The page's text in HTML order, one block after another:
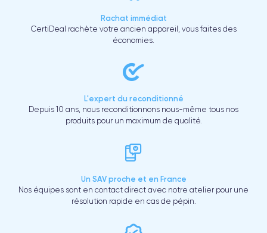
Rachat immédiat
CertiDeal rachète votre ancien appareil, vous faites des
économies.
L'expert du reconditionné
Depuis 10 ans, nous reconditionnons nous-même tous nos
produits pour un maximum de qualité.
Un SAV proche et en France
Nos équipes sont en contact direct avec notre atelier pour une
résolution rapide en cas de pépin.